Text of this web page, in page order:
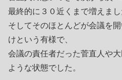
最終的に３０近くまで増えまし
そしてそのほとんどが会議を
けという有様で、
会議の責任者だった菅直人や
ような状態でした。